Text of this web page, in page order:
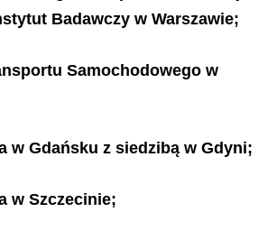
Badawczy w Warszawie;
Samochodowego w
w Gdańsku z siedzibą w Gdyni;
w Szczecinie;